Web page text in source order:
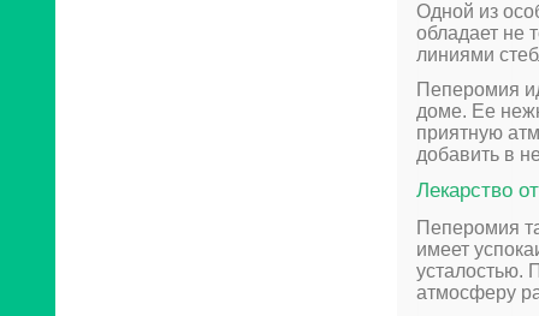
Одной из
обладает не
линиями
Пеперомия
доме. Ее
приятную
добавить в
Лекарство
Пеперомия
имеет
усталостью.
атмосферу